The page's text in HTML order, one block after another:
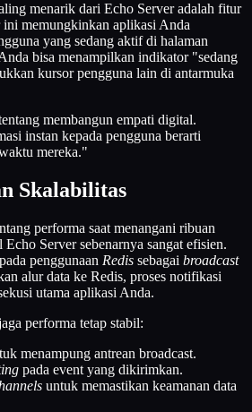
menarik dari Echo Server adalah fitur
ini memungkinkan aplikasi Anda
yang sedang aktif di halaman
bisa menampilkan indikator "sedang
kursor pengguna lain di antarmuka
membangun empati digital.
instan kepada pengguna berarti
mereka."
Skalabilitas
performa saat menangani ribuan
Server sebenarnya sangat efisien.
penggunaan Redis sebagai broadcast
alur data ke Redis, proses notifikasi
utama aplikasi Anda.
performa tetap stabil:
menampung antrean broadcast.
pada event yang dikirimkan.
untuk memastikan keamanan data